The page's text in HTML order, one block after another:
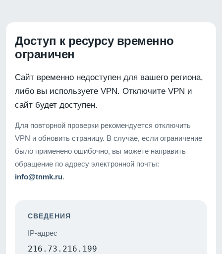
Доступ к ресурсу временно
ограничен
Сайт временно недоступен для вашего региона,
либо вы используете VPN. Отключите VPN и
сайт будет доступен.
Для повторной проверки рекомендуется отключить
VPN и обновить страницу. В случае, если ограничение
было применено ошибочно, вы можете направить
обращение по адресу электронной почты:
info@tnmk.ru.
СВЕДЕНИЯ
IP-адрес
216.73.216.199